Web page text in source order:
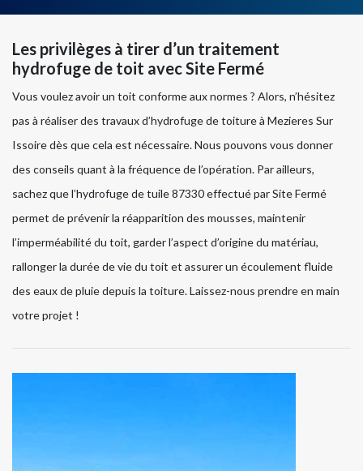
Les privilèges à tirer d’un traitement
hydrofuge de toit avec Site Fermé
Vous voulez avoir un toit conforme aux normes ? Alors, n’hésitez
pas à réaliser des travaux d’hydrofuge de toiture à Mezieres Sur
Issoire dès que cela est nécessaire. Nous pouvons vous donner
des conseils quant à la fréquence de l’opération. Par ailleurs,
sachez que l’hydrofuge de tuile 87330 effectué par Site Fermé
permet de prévenir la réapparition des mousses, maintenir
l’imperméabilité du toit, garder l’aspect d’origine du matériau,
rallonger la durée de vie du toit et assurer un écoulement fluide
des eaux de pluie depuis la toiture. Laissez-nous prendre en main
votre projet !